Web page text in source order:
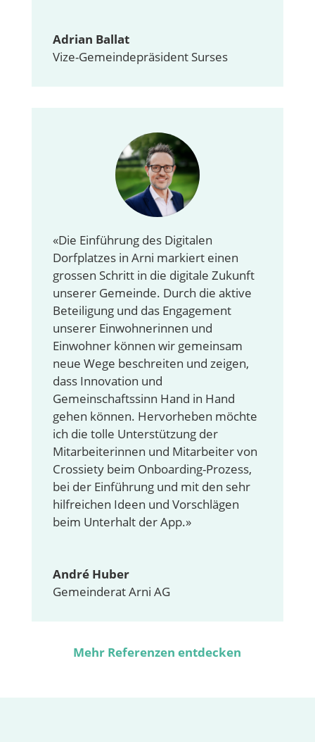
Adrian Ballat
Vize-Gemeindepräsident Surses
«Die Einführung des Digitalen
Dorfplatzes in Arni markiert einen
grossen Schritt in die digitale Zukunft
unserer Gemeinde. Durch die aktive
Beteiligung und das Engagement
unserer Einwohnerinnen und
Einwohner können wir gemeinsam
neue Wege beschreiten und zeigen,
dass Innovation und
Gemeinschaftssinn Hand in Hand
gehen können. Hervorheben möchte
ich die tolle Unterstützung der
Mitarbeiterinnen und Mitarbeiter von
Crossiety beim Onboarding-Prozess,
bei der Einführung und mit den sehr
hilfreichen Ideen und Vorschlägen
beim Unterhalt der App.»
André Huber
Gemeinderat Arni AG
Mehr Referenzen entdecken